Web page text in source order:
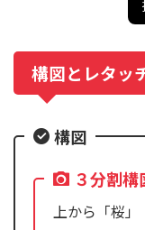
構図とレタッ
構図
３分割構
上から「桜」